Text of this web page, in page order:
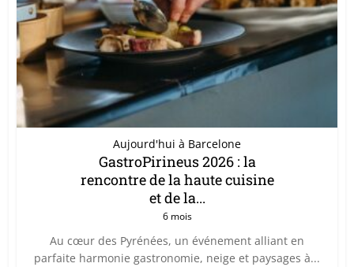
Aujourd'hui à Barcelone
GastroPirineus 2026 : la
rencontre de la haute cuisine
et de la...
6 mois
Au cœur des Pyrénées, un événement alliant en
parfaite harmonie gastronomie, neige et paysages à...